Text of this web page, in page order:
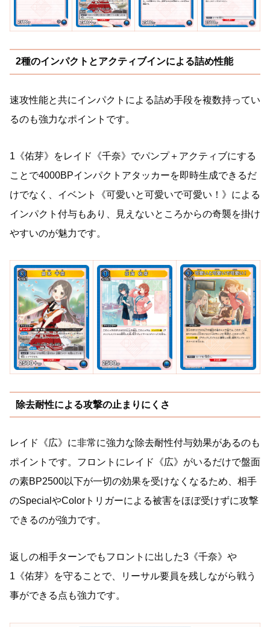
2種のインパクトとアクティブインによる詰め性能
速攻性能と共にインパクトによる詰め手段を複数持ってい
るのも強力なポイントです。
1《佑芽》をレイド《千奈》でパンプ＋アクティブにする
ことで4000BPインパクトアタッカーを即時生成できるだ
けでなく、イベント《可愛いと可愛いで可愛い！》による
インパクト付与もあり、見えないところからの奇襲を掛け
やすいのが魅力です。
除去耐性による攻撃の止まりにくさ
レイド《広》に非常に強力な除去耐性付与効果があるのも
ポイントです。フロントにレイド《広》がいるだけで盤面
の素BP2500以下が一切の効果を受けなくなるため、相手
のSpecialやColorトリガーによる被害をほぼ受けずに攻撃
できるのが強力です。
返しの相手ターンでもフロントに出した3《千奈》や
1《佑芽》を守ることで、リーサル要員を残しながら戦う
事ができる点も強力です。